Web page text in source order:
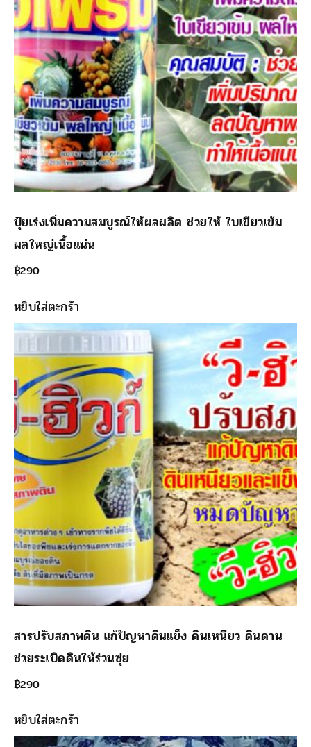
ปุ๋ยเร่งเพิ่มความสมบูรณ์ให้ผลผลิต ช่วยให้ ใบเขียวเข้ม
ผลใหญ่เนื้อแน่น
฿290
หยิบใส่ตะกร้า
สารปรับสภาพดิน แก้ปัญหาดินแข็ง ดินเหนียว ดินดาน
ช่วยระเบิดดินให้ร่วนซุ่ย
฿290
หยิบใส่ตะกร้า